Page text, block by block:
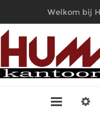
Welkom bij